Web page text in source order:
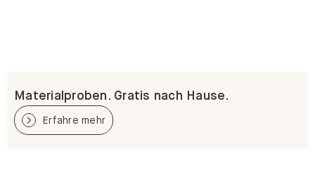
Materialproben. Gratis nach Hause.
Erfahre mehr